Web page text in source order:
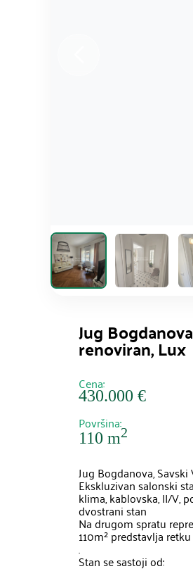
Jug
renoviran, Lux
Cena:
430.000 €
Površina:
110 m2
Jug Bogdanova,
Ekskluzivan salonski
klima, kablovska, II/V,
dvostrani stan
Na drugom spratu
110m² predstavlja
.
Stan se sastoji od: